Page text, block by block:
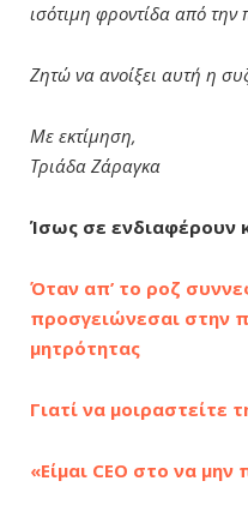
ισότιμη φροντίδα από την
Ζητώ να ανοίξει αυτή η
Με εκτίμηση,
Τριάδα Ζάραγκα
Ίσως σε ενδιαφέρουν
Όταν απ’ το ροζ
προσγειώνεσαι στην
μητρότητας
Γιατί να μοιραστείτε
«Είμαι CEO στο να